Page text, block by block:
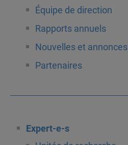
Équipe de direction
Rapports annuels
Nouvelles et annonces
Partenaires
Expert-e-s